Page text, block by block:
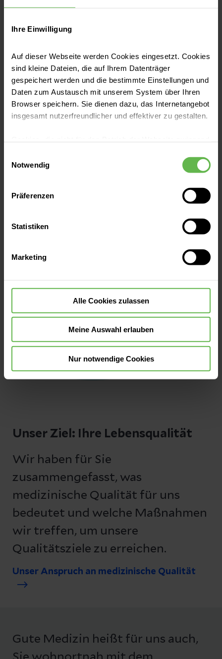
Ihre Einwilligung
Auf dieser Webseite werden Cookies eingesetzt. Cookies
sind kleine Dateien, die auf Ihrem Datenträger
gespeichert werden und die bestimmte Einstellungen und
Daten zum Austausch mit unserem System über Ihren
Browser speichern. Sie dienen dazu, das Internetangebot
insgesamt nutzerfreundlicher und effektiver zu gestalten.
eingesetzt werden.
Es steht Ihnen frei, unsere Seite mit nur den notwendigen
Cookies zu benutzen, eine individuelle Auswahl
oder durch Auswahl von „Alle Cookies akzeptieren“ in die
widerrufen.
Notwendig
Präferenzen
Statistiken
Marketing
Alle Cookies zulassen
Meine Auswahl erlauben
Nur notwendige Cookies
werden? Für medizinische Laien ist
es oft schwer, eine Antwort auf
es Ihnen so leicht wie möglich
machen, unsere Qualität
nachzuprüfen: Auf dieser Seite
finden Sie gebündelt alle
für eines unserer Krankenhäuser
Unser Ziel: Ihre Lebensqualität
Wir haben für Sie
zusammengefasst, was
medizinische Qualität für uns
bedeutet und welche Maßnahmen
wir treffen, um unsere
Qualitätsziele zu erreichen.
Unser Anspruch an medizinische Qualität
Gute Medizin heißt für uns auch,